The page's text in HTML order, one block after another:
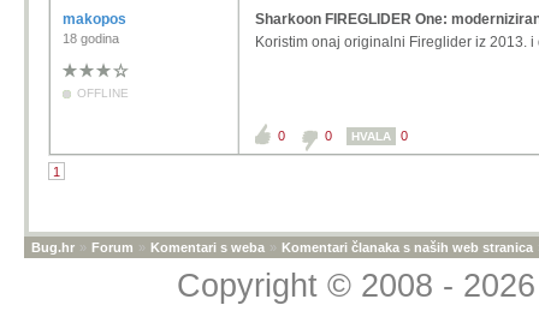
makopos
18 godina
OFFLINE
Sharkoon FIREGLIDER One:
Koristim onaj originalni Fireglider iz 2013.
0 0 HVALA 0
1
Bug.hr » Forum » Komentari s weba » Komentari članaka s naših web stranica
Copyright © 2008 -